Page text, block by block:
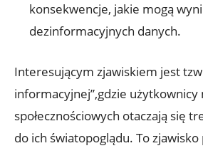
konsekwencje, jakie mogą
dezinformacyjnych danych.
Interesującym zjawiskiem jest
informacyjnej”,gdzie
społecznościowych otaczają się
do ich światopoglądu. To